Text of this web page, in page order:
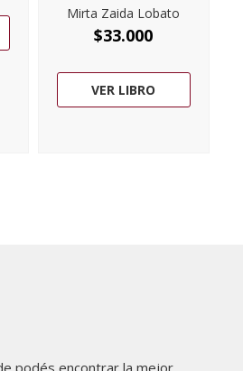
Mirta Zaida Lobato
$33.000
VER LIBRO
podés encontrar la mejor